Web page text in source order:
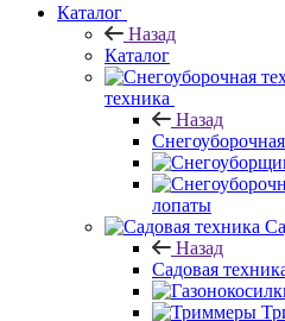
Каталог
Назад
Каталог
техника
Назад
лопаты
Назад
Садовая